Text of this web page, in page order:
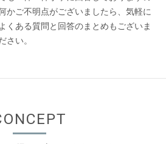
かご不明点がございましたら、気軽に
くある質問と回答のまとめもございま
さい。